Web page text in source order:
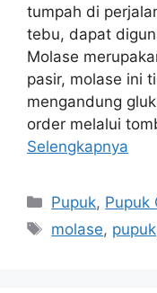
tumpah di
tebu, dapat
Molase
pasir, molase ini
mengandung
order melalui
Selengkapnya
Kategori
Pupuk, Pupuk
Tag
molase, pupuk